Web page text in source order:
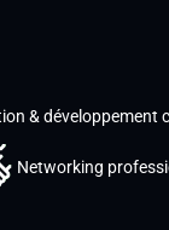
& développement
Networking